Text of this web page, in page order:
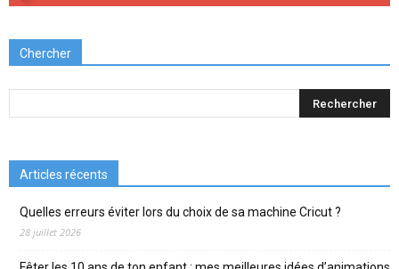
Chercher
Articles récents
Quelles erreurs éviter lors du choix de sa machine Cricut ?
28 juillet 2026